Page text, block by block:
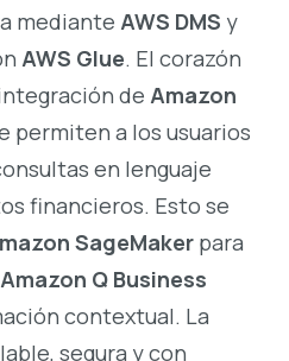
mediante AWS DMS y
AWS Glue. El corazón
de Amazon
permiten a los usuarios
en lenguaje
financieros. Esto se
SageMaker para
Amazon Q Business
contextual. La
segura y con